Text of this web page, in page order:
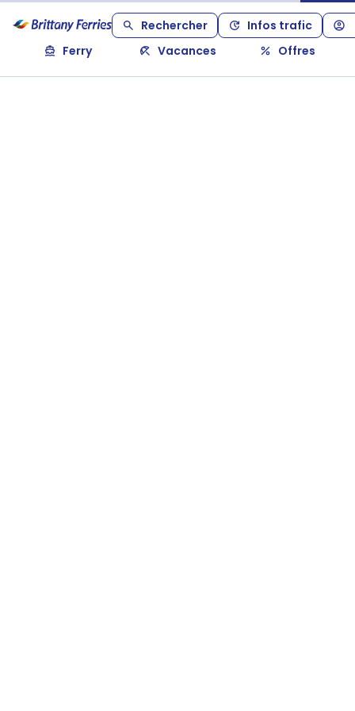
Rechercher
Infos trafic
Ferry
Vacances Offres